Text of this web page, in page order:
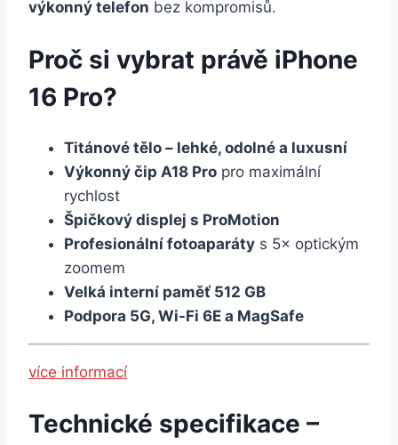
výkonný telefon bez kompromisů.
Proč si vybrat právě iPhone
16 Pro?
Titánové tělo – lehké, odolné a luxusní
Výkonný čip A18 Pro pro maximální
rychlost
Špičkový displej s ProMotion
Profesionální fotoaparáty s 5× optickým
zoomem
Velká interní paměť 512 GB
Podpora 5G, Wi-Fi 6E a MagSafe
více informací
Technické specifikace –